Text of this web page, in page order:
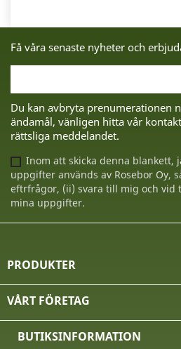
Få våra senaste nyheter och
Du kan avbryta prenumerationen
ändamål, vänligen hitta vår
rättsliga meddelandet.
Inom att skicka denna blankett,
uppgifter används av Rosebor Oy,
eftrfrågor, (ii) svara till mig och vid
mina uppgifter.
PRODUKTER
VÅRT FÖRETAG
BUTIKSINFORMATION